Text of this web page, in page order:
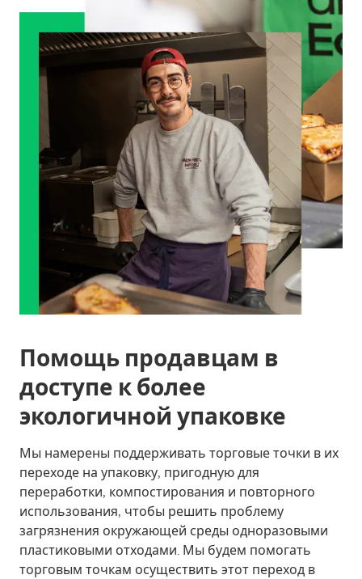
Помощь продавцам в
доступе к более
экологичной упаковке
Мы намерены поддерживать торговые точки в их
переходе на упаковку, пригодную для
переработки, компостирования и повторного
использования, чтобы решить проблему
загрязнения окружающей среды одноразовыми
пластиковыми отходами. Мы будем помогать
торговым точкам осуществить этот переход в